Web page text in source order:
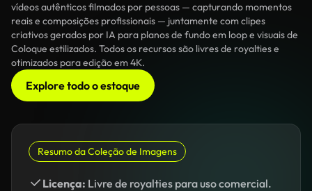
vídeos autênticos filmados por pessoas — capturando momentos
reais e composições profissionais — juntamente com clipes
criativos gerados por IA para planos de fundo em loop e visuais de
Coloque estilizados. Todos os recursos são livres de royalties e
otimizados para edição em 4K.
Explore todo o estoque
Resumo da Coleção de Imagens
Licença: Livre de royalties para uso comercial.